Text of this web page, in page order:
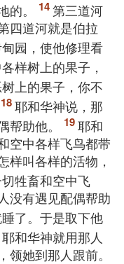
。
第三道河
四道河就是伯拉
园，使他修理看
样树上的果子，
上的果子，你不
耶和华神说，那
助他。
耶和
空中各样飞鸟都带
样叫各样的活物，
牲畜和空中飞
没有遇见配偶帮助
了。于是取下他
耶和华神就用那人
她到那人跟前。